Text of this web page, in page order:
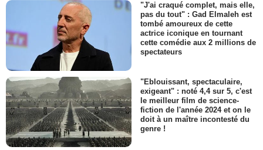
"J'ai craqué complet, mais elle,
pas du tout" : Gad Elmaleh est
tombé amoureux de cette
actrice iconique en tournant
cette comédie aux 2 millions de
spectateurs
"Eblouissant, spectaculaire,
exigeant" : noté 4,4 sur 5, c'est
le meilleur film de science-
fiction de l'année 2024 et on le
doit à un maître incontesté du
genre !